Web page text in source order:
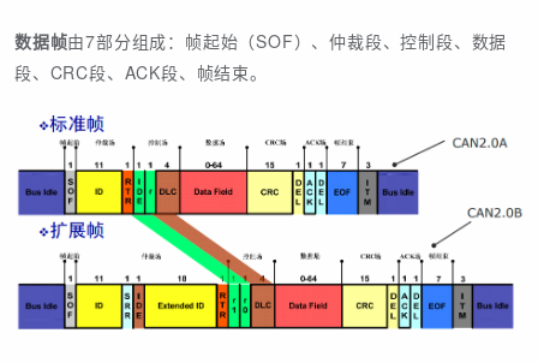
数据帧由7部分组成：帧起始（SOF）、仲裁段、控制段、数据
段、CRC段、ACK段、帧结束。